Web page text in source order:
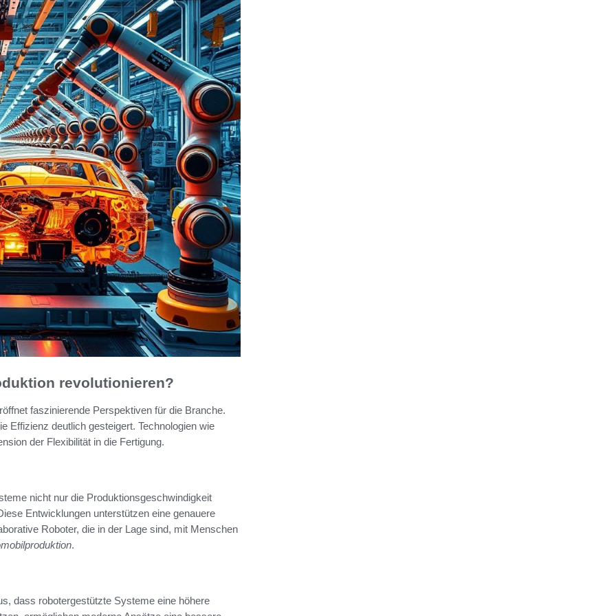
revolutionieren?
faszinierende Perspektiven für die Branche.
Effizienz deutlich gesteigert. Technologien wie
der Flexibilität in die Fertigung.
nicht nur die Produktionsgeschwindigkeit
Entwicklungen unterstützen eine genauere
Roboter, die in der Lage sind, mit Menschen
.
dass robotergestützte Systeme eine höhere